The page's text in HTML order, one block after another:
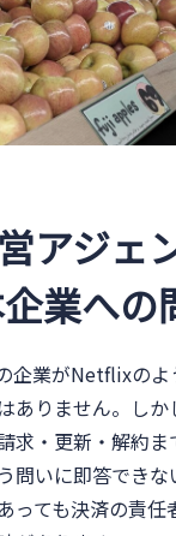
アジェ
業への
企業がNetflixの
ありません。し
求・更新・解約
問いに即答でき
っても決済の責任